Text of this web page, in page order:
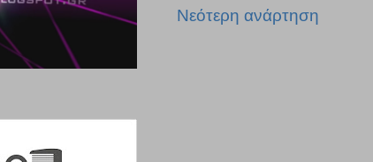
Νεότερη ανάρτηση